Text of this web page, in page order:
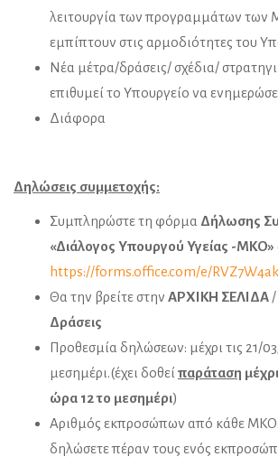
λειτουργία των προγραμμάτων των
εμπίπτουν στις αρμοδιότητες του
Νέα μέτρα/δράσεις/ σχέδια/
επιθυμεί το Υπουργείο να
Διάφορα
Δηλώσεις συμμετοχής:
Συμπληρώστε τη φόρμα Δήλωσης
«Διάλογος Υπουργού Υγείας -ΜΚΟ»
https://forms.office.com/e/
Θα την βρείτε στην ΑΡΧΙΚΗ ΣΕΛΙΔΑ /
Δράσεις
Προθεσμία δηλώσεων: μέχρι τις 21/
μεσημέρι.(έχει δοθεί παράταση
ώρα 12 το μεσημέρι)
Αριθμός εκπροσώπων από κάθε
δηλώσετε πέραν τους ενός